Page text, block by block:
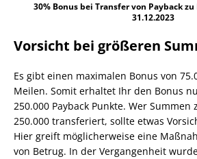
30% Bonus bei Transfer von Payback
31.12.2023
Vorsicht bei größeren
Es gibt einen maximalen Bonus von
Meilen. Somit erhaltet Ihr den Bonus
250.000 Payback Punkte. Wer Summen
250.000 transferiert, sollte etwas
Hier greift möglicherweise eine
von Betrug. In der Vergangenheit